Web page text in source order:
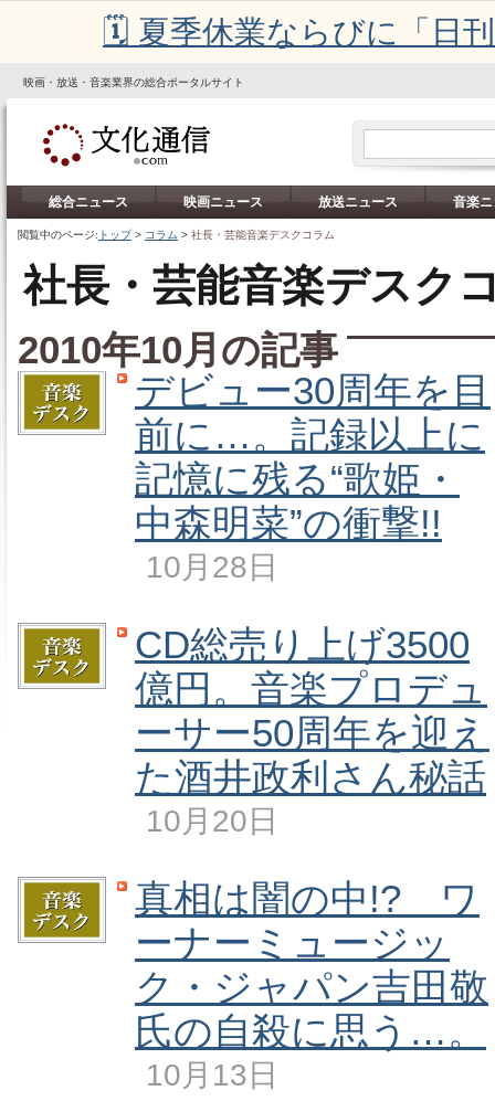
🗓️ 夏季休業ならびに「日
映画・放送・音楽業界の総合ポータルサイト
総合ニュース 映画ニュース 放送ニュース 音楽
閲覧中のページ: トップ> コラム > 社長・芸能音楽デスクコラム
社長・芸能音楽デスク
2010年10月の記事
デビュー30周年を目
前に…。記録以上に
記憶に残る“歌姫・
中森明菜”の衝撃!!
10月28日
CD総売り上げ3500
億円。音楽プロデュ
ーサー50周年を迎え
た酒井政利さん秘話
10月20日
真相は闇の中!? ワ
ーナーミュージッ
ク・ジャパン吉田敬
氏の自殺に思う…。
10月13日